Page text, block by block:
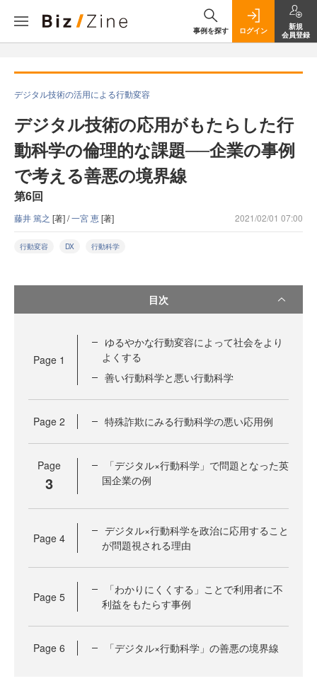
事例を探す ログイン
新規
会員登録
デジタル技術の活用による行動変容
デジタル技術の応用がもたらした行
動科学の倫理的な課題──企業の事例
で考える善悪の境界線
第6回
藤井 篤之 [著] /一宮 恵[著] 2021/02/01 07:00
行動変容 DX 行動科学
目次
Page 1
ゆるやかな行動変容によって社会をより
よくする
善い行動科学と悪い行動科学
Page 2 特殊詐欺にみる行動科学の悪い応用例
Page
3
「デジタル×行動科学」で問題となった英
国企業の例
Page 4
デジタル×行動科学を政治に応用すること
が問題視される理由
Page 5
「わかりにくくする」ことで利用者に不
利益をもたらす事例
Page 6 「デジタル×行動科学」の善悪の境界線